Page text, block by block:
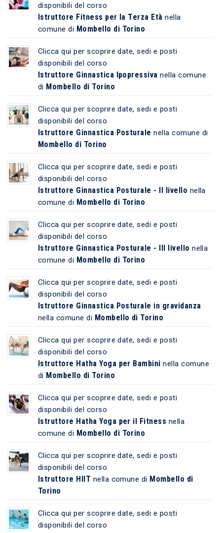
disponibili del corso
Istruttore Fitness per la Terza Età nella
comune di Mombello di Torino
Clicca qui per scoprire date, sedi e posti
disponibili del corso
Istruttore Ginnastica Ipopressiva nella comune
di Mombello di Torino
Clicca qui per scoprire date, sedi e posti
disponibili del corso
Istruttore Ginnastica Posturale nella comune di
Mombello di Torino
Clicca qui per scoprire date, sedi e posti
disponibili del corso
Istruttore Ginnastica Posturale - II livello nella
comune di Mombello di Torino
Clicca qui per scoprire date, sedi e posti
disponibili del corso
Istruttore Ginnastica Posturale - III livello nella
comune di Mombello di Torino
Clicca qui per scoprire date, sedi e posti
disponibili del corso
Istruttore Ginnastica Posturale in gravidanza
nella comune di Mombello di Torino
Clicca qui per scoprire date, sedi e posti
disponibili del corso
Istruttore Hatha Yoga per Bambini nella comune
di Mombello di Torino
Clicca qui per scoprire date, sedi e posti
disponibili del corso
Istruttore Hatha Yoga per il Fitness nella
comune di Mombello di Torino
Clicca qui per scoprire date, sedi e posti
disponibili del corso
Istruttore HIIT nella comune di Mombello di
Torino
Clicca qui per scoprire date, sedi e posti
disponibili del corso